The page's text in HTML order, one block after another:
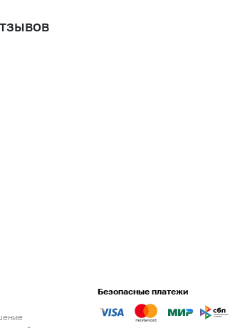
Безопасные платежи